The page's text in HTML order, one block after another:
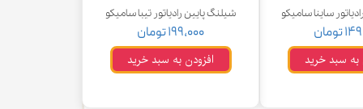
ساینا سامیکو
به سبد خرید
شیلنگ پایین رادیاتور تیبا سامیکو
۱۹۹,۰۰۰ تومان
افزودن به سبد خرید